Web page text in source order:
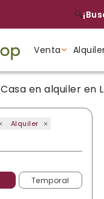
🔍
Venta
de propiedad
de propiedad
de propiedad
en alquiler en
Alquiler
Temporal